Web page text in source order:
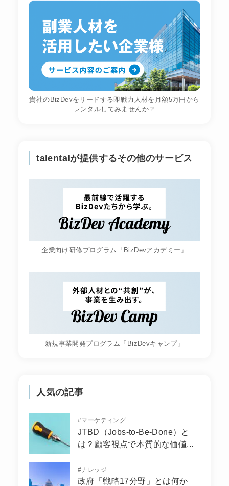
貴社のBizDevをリードする即戦力人材を月額5万円から
レンタルしてみませんか？
talentalが提供するその他のサービス
企業向け研修プログラム「BizDevアカデミー」
新規事業開発プログラム「BizDevキャンプ」
人気の記事
#マーケティング
JTBD（Jobs-to-Be-Done）と
は？顧客視点で本質的な価値...
#ナレッジ
政府「戦略17分野」とは何か